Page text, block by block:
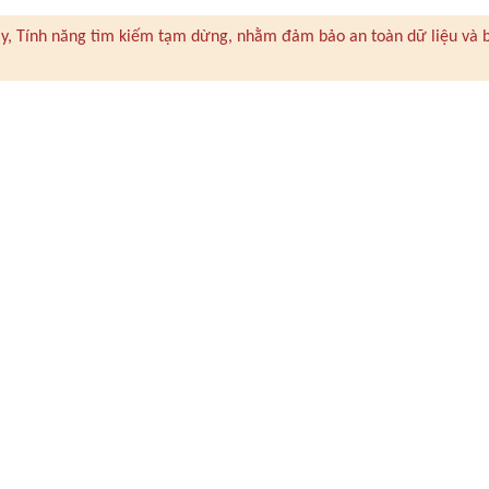
Tính năng tìm kiếm tạm dừng, nhằm đảm bảo an toàn dữ liệu và